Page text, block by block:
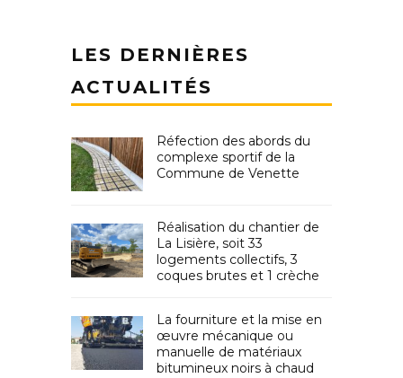
LES DERNIÈRES
ACTUALITÉS
Réfection des abords du
complexe sportif de la
Commune de Venette
Réalisation du chantier de
La Lisière, soit 33
logements collectifs, 3
coques brutes et 1 crèche
La fourniture et la mise en
œuvre mécanique ou
manuelle de matériaux
bitumineux noirs à chaud